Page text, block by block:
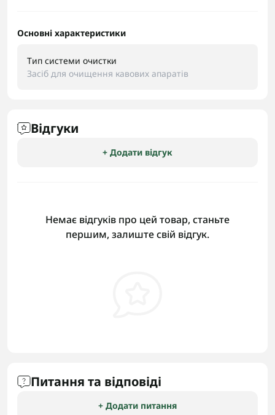
Основні характеристики
Тип системи очистки
Засіб для очищення кавових апаратів
Відгуки
+ Додати відгук
Немає відгуків про цей товар, станьте
першим, залиште свій відгук.
Питання та відповіді
+ Додати питання